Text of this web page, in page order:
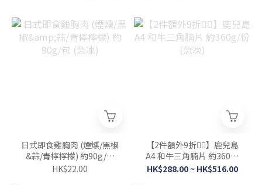
日式即食雞胸肉 (煙燻/黑椒
&蒜/青檸檸檬) 約90g/包
(急凍)
HK$22.00
【2件額外9折👍🏻】鹿兒島
A4 和牛三角腩片 約360g/
份 (急凍)
HK$288.00 ~ HK$516.00